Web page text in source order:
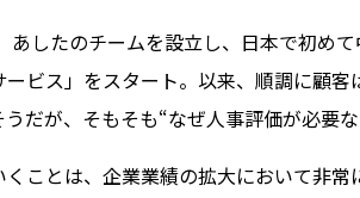
あしたのチームを設立し、日本で初め
ビス」をスタート。以来、順調に顧
だが、そもそも“なぜ人事評価が必要な
くことは、企業業績の拡大において非